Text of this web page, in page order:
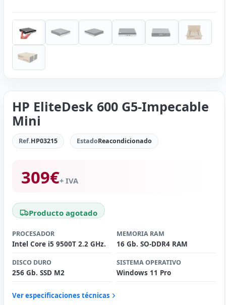
HP EliteDesk 600 G5-Impecable
Mini
Ref.HP03215 EstadoReacondicionado
309€+ IVA
Producto agotado
PROCESADOR
Intel Core i5 9500T 2.2 GHz.
MEMORIA RAM
16 Gb. SO-DDR4 RAM
DISCO DURO
256 Gb. SSD M2
SISTEMA OPERATIVO
Windows 11 Pro
Ver especificaciones técnicas